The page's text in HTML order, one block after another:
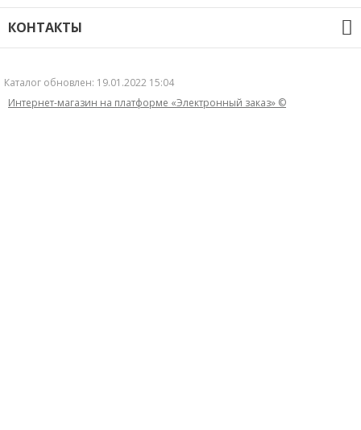
Оплата и доставка
Новости
Контакты
КОНТАКТЫ
8 (3462) 23-63-36, 23-63-35
г. Сургут, ул. Базовая, д.17/1.
Каталог обновлен: 19.01.2022 15:04
Интернет-магазин на платформе «Электронный заказ» ©